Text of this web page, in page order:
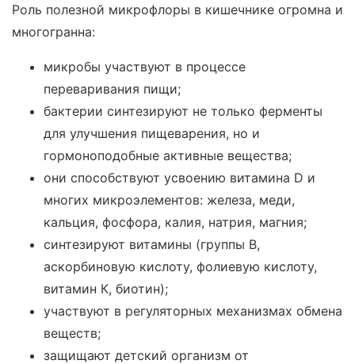
Роль полезной микрофлоры в кишечнике огромна и
многогранна:
микробы участвуют в процессе
переваривания пищи;
бактерии синтезируют не только ферменты
для улучшения пищеварения, но и
гормоноподобные активные вещества;
они способствуют усвоению витамина D и
многих микроэлементов: железа, меди,
кальция, фосфора, калия, натрия, магния;
синтезируют витамины (группы В,
аскорбиновую кислоту, фолиевую кислоту,
витамин К, биотин);
участвуют в регуляторных механизмах обмена
веществ;
защищают детский организм от